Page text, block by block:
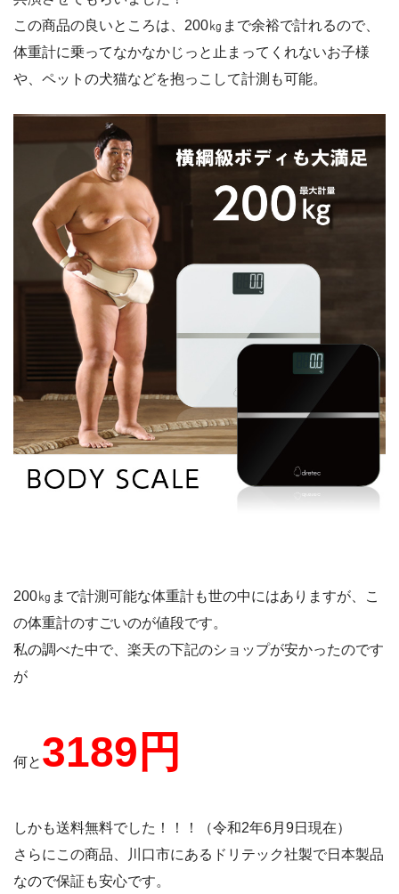
この商品の良いところは、200㎏まで余裕で計れるので、
体重計に乗ってなかなかじっと止まってくれないお子様
や、ペットの犬猫などを抱っこして計測も可能。
200㎏まで計測可能な体重計も世の中にはありますが、こ
の体重計のすごいのが値段です。
私の調べた中で、楽天の下記のショップが安かったのです
が
何と 3189円
しかも送料無料でした！！！（令和2年6月9日現在）
さらにこの商品、川口市にあるドリテック社製で日本製品
なので保証も安心です。